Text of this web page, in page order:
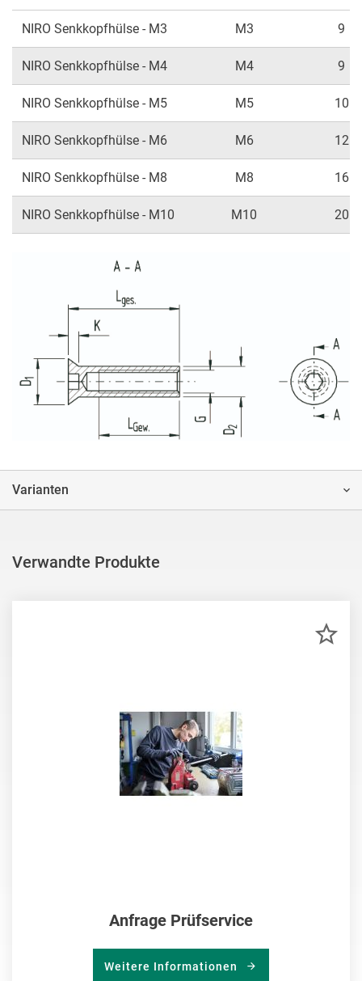
NIRO Senkkopfhülse - M3 M3 9
NIRO Senkkopfhülse - M4 M4 9
NIRO Senkkopfhülse - M5 M5 10
NIRO Senkkopfhülse - M6 M6 12
NIRO Senkkopfhülse - M8 M8 16
NIRO Senkkopfhülse - M10 M10 20
Varianten
Verwandte Produkte
Anfrage Prüfservice
Weitere Informationen